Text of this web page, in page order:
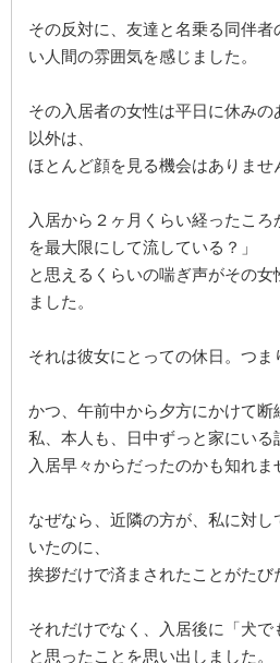
その反対に、友達と名乗る同伴
い人間の雰囲気を感じました。
その入居者の女性は平日に休みの
以外は、
ほとんど顔を見る機会はありませ
入居から２ヶ月くらい経ったこ
を最大限にして流している？」
と思えるくらいの喘ぎ声がその女
ました。
それは彼女にとっての休日。つま
かつ、午前中から夕方にかけて断
私、本人も、日中ずっと家にいる
入居早々からだったのかも知れま
なぜなら、近隣の方が、私に対し
いたのに、
挨拶だけで済まされたことがたび
それだけでなく、入居後に「犬で
と思ったことを思い出しました。